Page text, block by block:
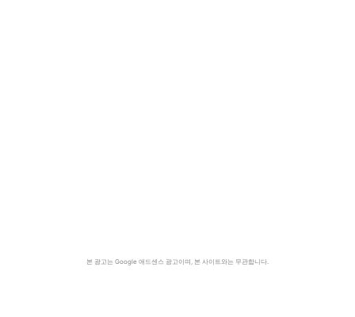
본 광고는 Google 애드센스 광고이며, 본 사이트와는 무관합니다.